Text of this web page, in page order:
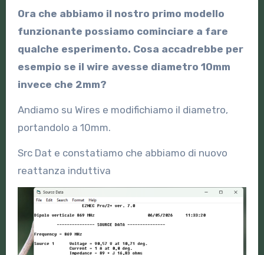
Ora che abbiamo il nostro primo modello
funzionante possiamo cominciare a fare
qualche esperimento. Cosa accadrebbe per
esempio se il wire avesse diametro 10mm
invece che 2mm?
Andiamo su Wires e modifichiamo il diametro,
portandolo a 10mm.
Src Dat e constatiamo che abbiamo di nuovo
reattanza induttiva